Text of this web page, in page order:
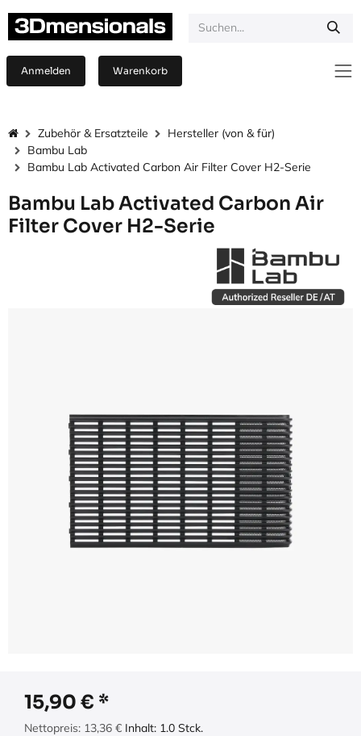
Anmelden Warenkorb
Zubehör & Ersatzteile
Hersteller (von & für)
Bambu Lab
Bambu Lab Activated Carbon Air Filter Cover H2-Serie
Bambu Lab Activated Carbon Air
Filter Cover H2-Serie
15,90 €
Nettopreis: 13,36 € Inhalt: 1.0 Stck.